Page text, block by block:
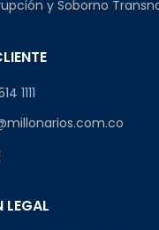
y Soborno
1111
LEGAL